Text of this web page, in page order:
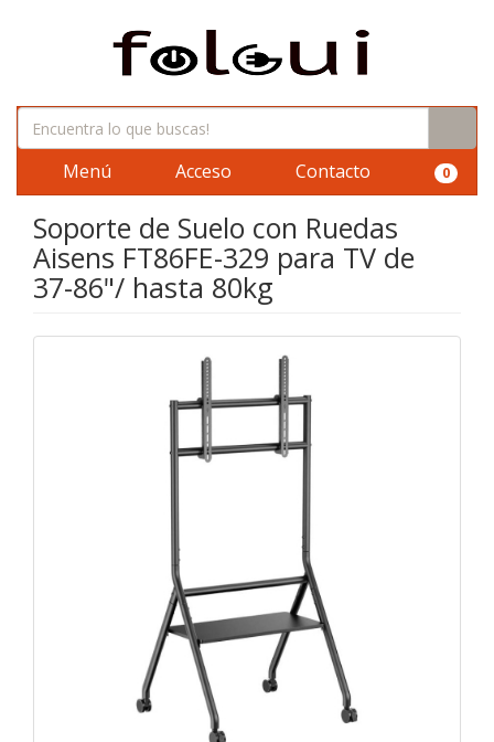
Menú Acceso Contacto 0
Soporte de Suelo con Ruedas
Aisens FT86FE-329 para TV de
37-86"/ hasta 80kg